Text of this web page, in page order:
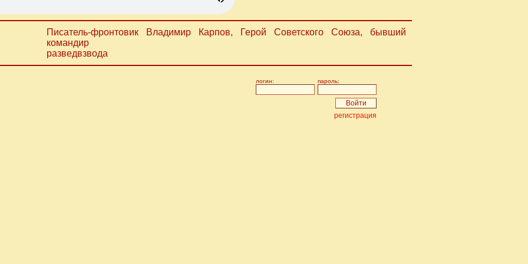
Писатель-фронтовик Владимир Карпов, Герой Советского Союза, бывший
командир
разведвзвода
пароль:
логин:
регистрация